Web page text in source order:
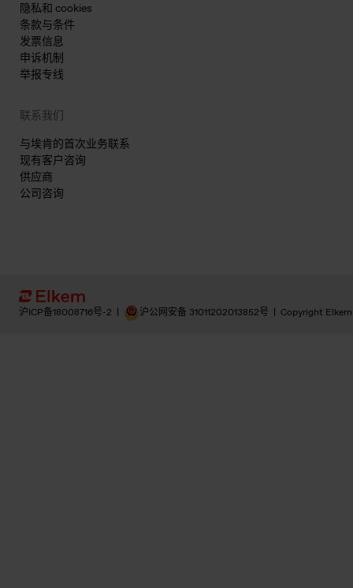
隐私和 cookies
条款与条件
发票信息
申诉机制
举报专线
联系我们
与埃肯的首次业务联系
现有客户咨询
供应商
公司咨询
沪ICP备18008716号-2 沪公网安备 31011202013852号 Copyright